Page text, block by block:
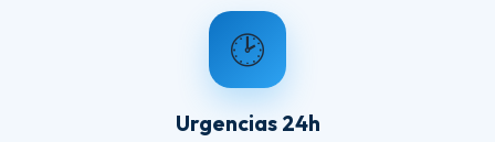
🕑
Urgencias 24h